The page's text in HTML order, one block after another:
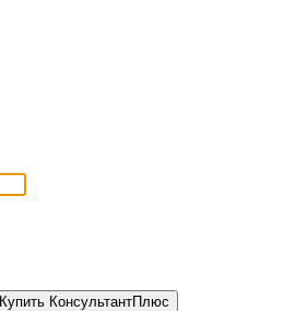
Купить КонсультантПлюс